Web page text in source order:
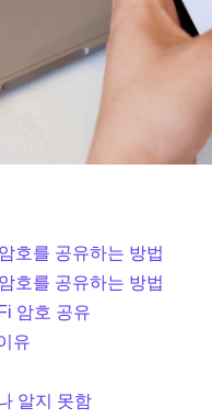
호를 공유하는 방법
호를 공유하는 방법
암호 공유
유
알지 못함